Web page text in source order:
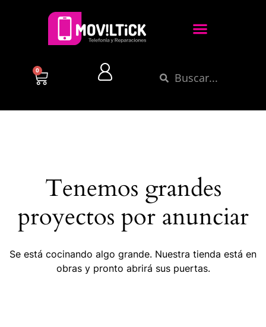
0
Tenemos grandes
proyectos por anunciar
Se está cocinando algo grande. Nuestra tienda está en
obras y pronto abrirá sus puertas.